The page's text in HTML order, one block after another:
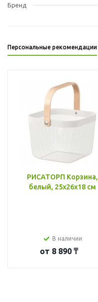
Бренд
Персональные рекомендации
РИСАТОРП Корзина,
белый, 25x26x18 см
В наличии
от 8 890 ₸